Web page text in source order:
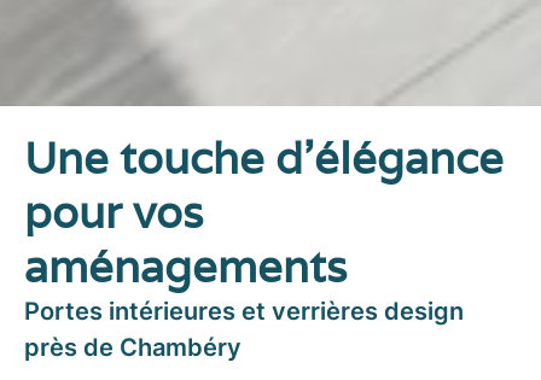
Portes intérieures et verrières design
près de Chambéry
Une touche d’élégance
pour vos
aménagements